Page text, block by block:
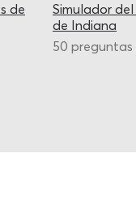
de
Simulador
de Indiana
50 preguntas